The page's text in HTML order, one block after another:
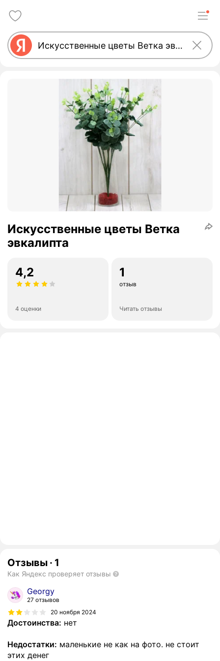
Искусственные цветы Ветка
эвкалипта
4,2
4 оценки
1
отзыв
Читать отзывы
Отзывы · 1
Как Яндекс проверяет отзывы
Georgy
27 отзывов
20 ноября 2024
Достоинства: нет
Недостатки: маленькие не как на фото. не стоит
этих денег